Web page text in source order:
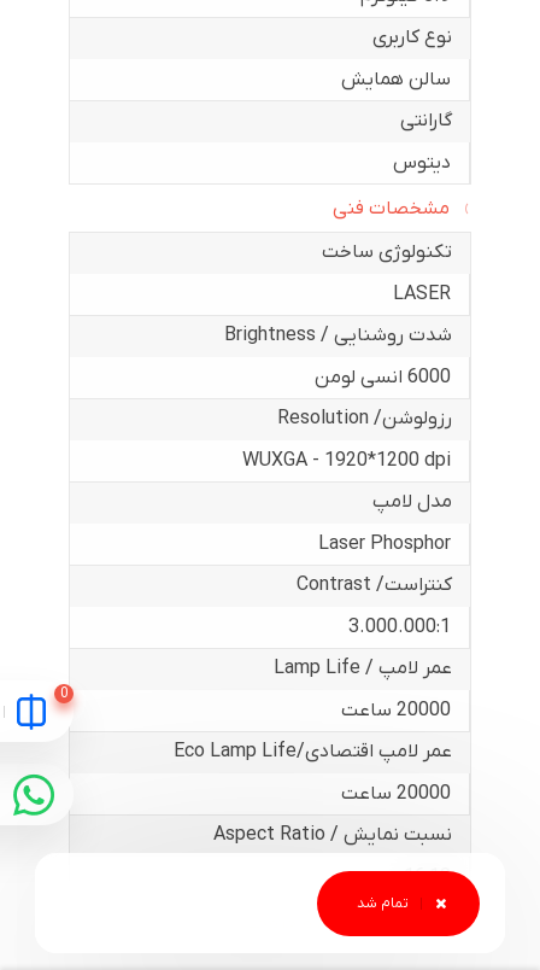
نوع کاربری
سالن همایش
گارانتی
دیتوس
مشخصات فنی
تکنولوژی ساخت
LASER
شدت روشنایی / Brightness
6000 انسی لومن
رزولوشن/ Resolution
WUXGA - 1920*1200 dpi
مدل لامپ
Laser Phosphor
کنتراست/ Contrast
3.000.000:1
عمر لامپ / Lamp Life
20000 ساعت
عمر لامپ اقتصادی/Eco Lamp Life
20000 ساعت
نسبت نمایش / Aspect Ratio
16:10
درگاه های ورودی و خروجی